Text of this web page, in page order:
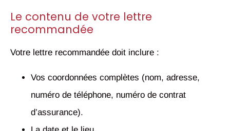
Le contenu de votre lettre
recommandée
Votre lettre recommandée doit inclure :
Vos coordonnées complètes (nom, adresse,
numéro de téléphone, numéro de contrat
d’assurance).